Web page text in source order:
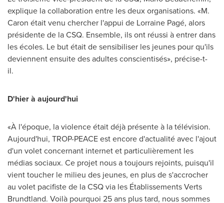
explique la collaboration entre les deux organisations. «M.
Caron était venu chercher l'appui de Lorraine Pagé, alors
présidente de la CSQ. Ensemble, ils ont réussi à entrer dans
les écoles. Le but était de sensibiliser les jeunes pour qu'ils
deviennent ensuite des adultes conscientisés», précise-t-
il.
D'hier à aujourd'hui
«À l'époque, la violence était déjà présente à la télévision.
Aujourd'hui, TROP-PEACE est encore d'actualité avec l'ajout
d'un volet concernant internet et particulièrement les
médias sociaux. Ce projet nous a toujours rejoints, puisqu'il
vient toucher le milieu des jeunes, en plus de s'accrocher
au volet pacifiste de la CSQ via les Établissements Verts
Brundtland. Voilà pourquoi 25 ans plus tard, nous sommes